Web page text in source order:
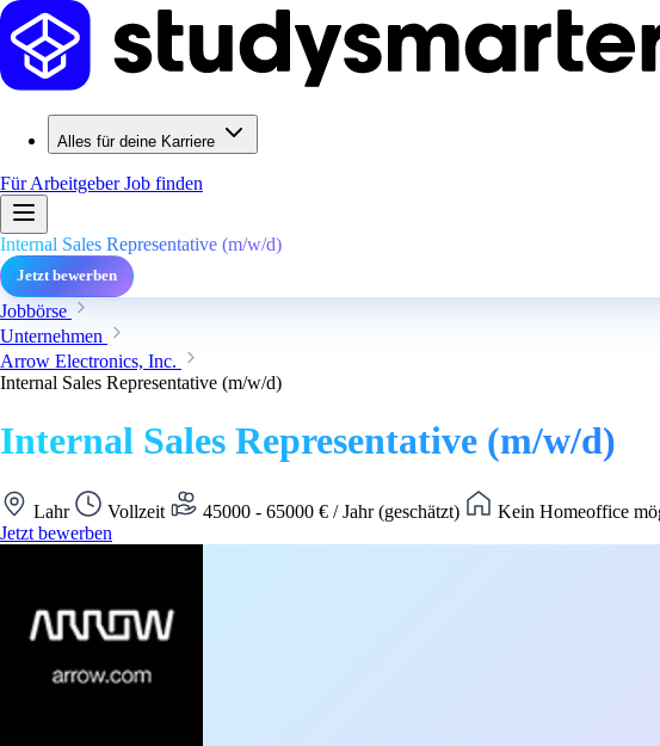
Alles für deine Karriere
Für ArbeitgeberJob finden
Internal Sales Representative (m/w/d)
Jetzt bewerben
Jobbörse
Unternehmen
Arrow Electronics, Inc.
Internal Sales Representative (m/w/d)
Internal Sales Representative (m/w/d)
Lahr Vollzeit 45000 - 65000 € / Jahr (geschätzt)
Kein Homeoffice
Jetzt bewerben